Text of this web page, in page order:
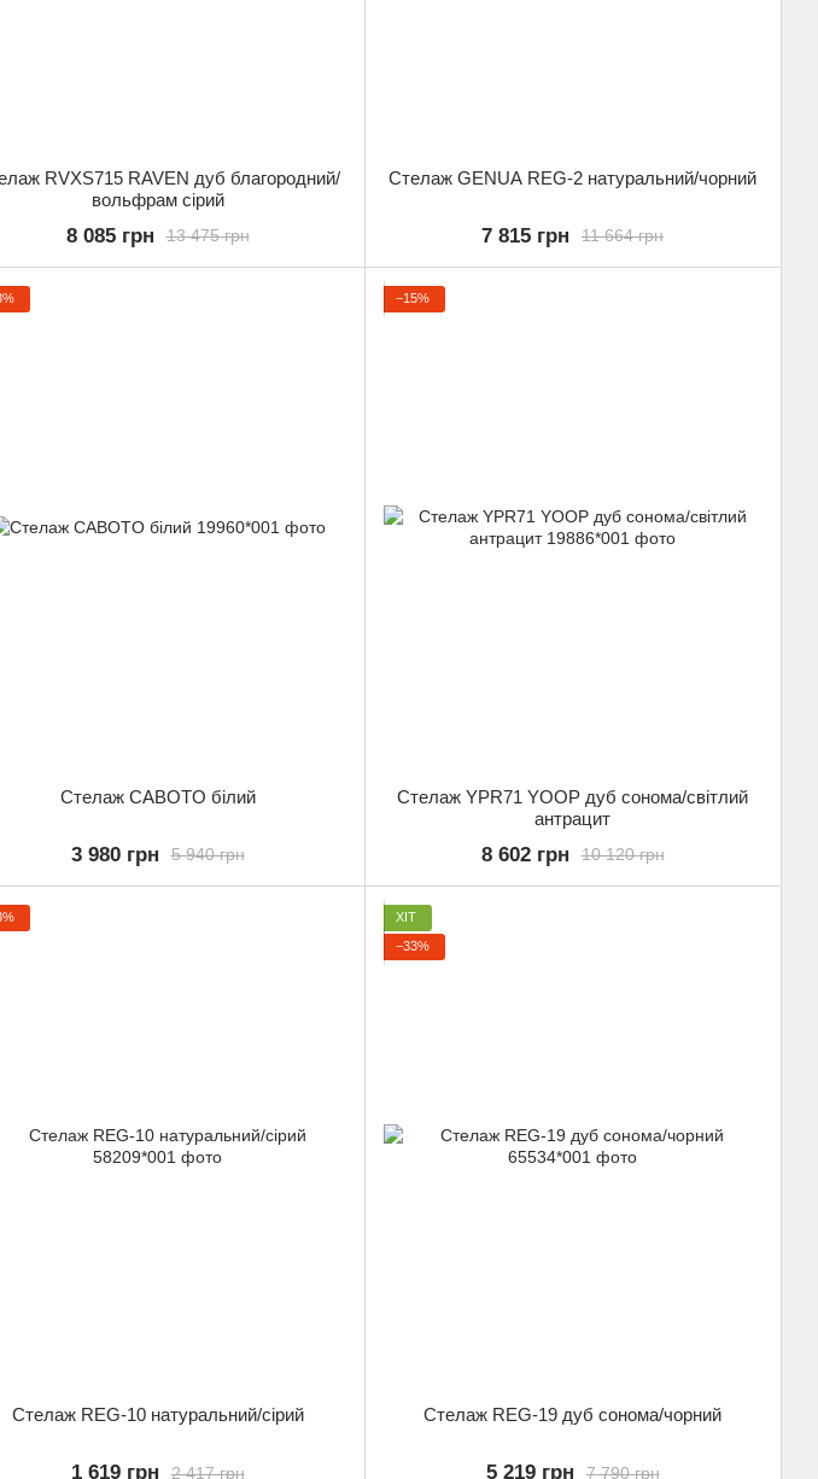
RVXS715 RAVEN дуб благородний/
вольфрам сірий
13 475 грн
8 085 грн
Стелаж GENUA REG-2 натуральний/чорний
11 664 грн
7 815 грн
Стелаж CABOTO білий
5 940 грн
3 980 грн
−15%
Стелаж YPR71 YOOP дуб сонома/світлий
антрацит
10 120 грн
8 602 грн
Стелаж REG-10 натуральний/сірий
2 417 грн
1 619 грн
ХІТ
−33%
Стелаж REG-19 дуб сонома/чорний
7 790 грн
5 219 грн